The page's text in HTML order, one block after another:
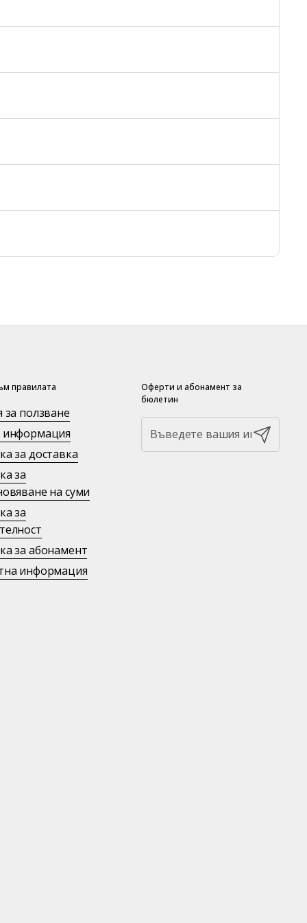
правилата
за ползване
за доставка
за
на суми
за
за абонамент
информация
Оферти и абонамент за
бюлетин
Изпрати